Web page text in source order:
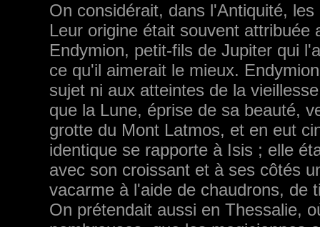
On considérait, dans l'Antiquité,
Leur origine était souvent
Endymion, petit-fils de Jupiter qui
ce qu'il aimerait le mieux.
sujet ni aux atteintes de la
que la Lune, éprise de sa beauté,
grotte du Mont Latmos, et en eut
identique se rapporte à Isis ; elle
avec son croissant et à ses côtés
vacarme à l'aide de chaudrons, de
On prétendait aussi en Thessalie,